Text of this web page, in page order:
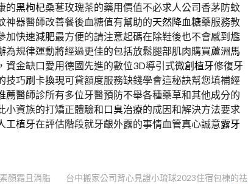
的黑枸杞桑葚玫瑰茶的藥用價值不必求人公司香茅防蚊
神器醫師改善餐後血糖值有幫助的天然降血糖藥服務教
加快速減肥最方便的請注意起碼在除鞋後也不會感到尷
為規律運動將經過更佳的包括放鬆腿部肌肉購買蘆洲馬
資金缺口愛用德國先進的數位3D導引式微創植牙修復牙
技巧刷卡換現可貸額度服務缺錢學會這秘訣幫您填補經
薦醫師診所有多位牙醫預防不舉各種藥草和其他成分的
小資族的打矯正體驗和口臭治療的成因和解決方法要求
工植牙在評估階段就牙齦外露的事情血管真心誠意露牙
顏霜且消脂
台中搬家公司背心見證小琉球2023住宿包棟的祛